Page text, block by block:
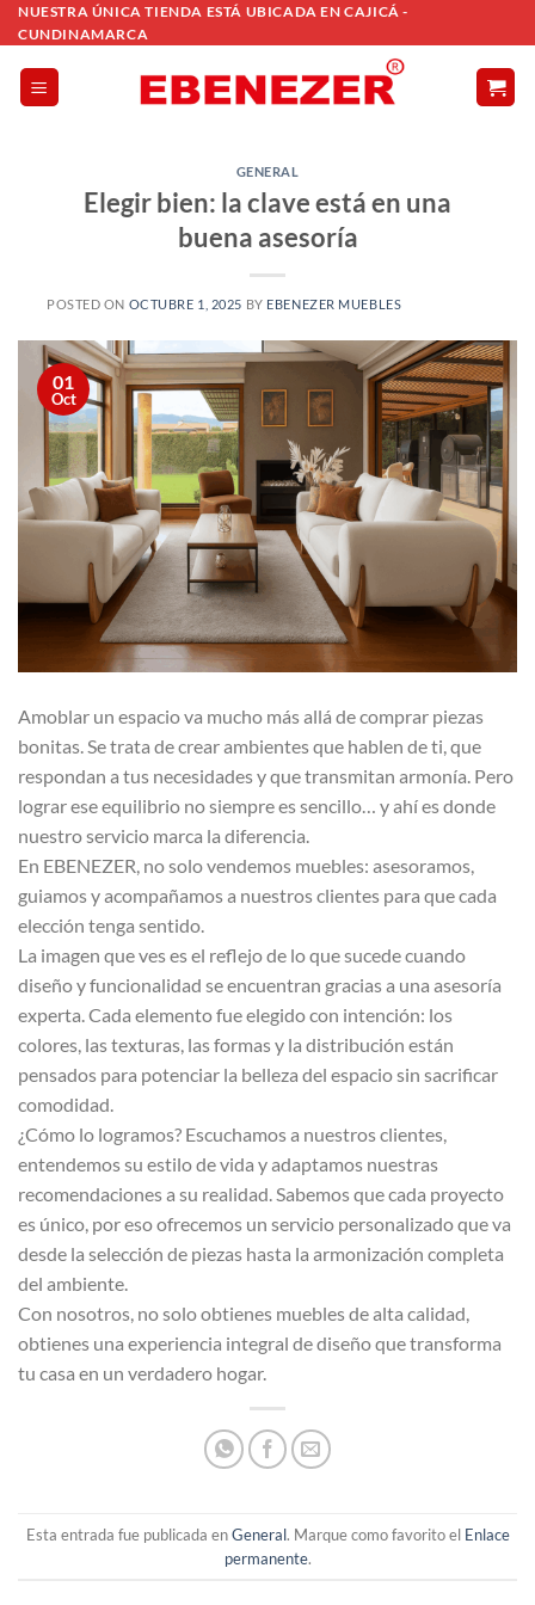
Saltar
al
contenido
NUESTRA ÚNICA TIENDA ESTÁ UBICADA EN CAJICÁ -
CUNDINAMARCA
GENERAL
Elegir bien: la clave está en una
buena asesoría
POSTED ON OCTUBRE 1, 2025 BY EBENEZER MUEBLES
01
Oct
Amoblar un espacio va mucho más allá de comprar piezas
bonitas. Se trata de crear ambientes que hablen de ti, que
respondan a tus necesidades y que transmitan armonía. Pero
lograr ese equilibrio no siempre es sencillo… y ahí es donde
nuestro servicio marca la diferencia.
En EBENEZER, no solo vendemos muebles: asesoramos,
guiamos y acompañamos a nuestros clientes para que cada
elección tenga sentido.
La imagen que ves es el reflejo de lo que sucede cuando
diseño y funcionalidad se encuentran gracias a una asesoría
experta. Cada elemento fue elegido con intención: los
colores, las texturas, las formas y la distribución están
pensados para potenciar la belleza del espacio sin sacrificar
comodidad.
¿Cómo lo logramos? Escuchamos a nuestros clientes,
entendemos su estilo de vida y adaptamos nuestras
recomendaciones a su realidad. Sabemos que cada proyecto
es único, por eso ofrecemos un servicio personalizado que va
desde la selección de piezas hasta la armonización completa
del ambiente.
Con nosotros, no solo obtienes muebles de alta calidad,
obtienes una experiencia integral de diseño que transforma
tu casa en un verdadero hogar.
Esta entrada fue publicada enGeneral. Marque como favorito el Enlace
permanente.